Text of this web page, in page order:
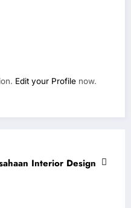
Edit your Profile now.
Interior Design